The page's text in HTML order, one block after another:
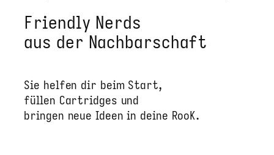
Friendly Nerds
aus der Nachbarschaft
Sie helfen dir beim Start,
füllen Cartridges und
bringen neue Ideen in deine RooK.